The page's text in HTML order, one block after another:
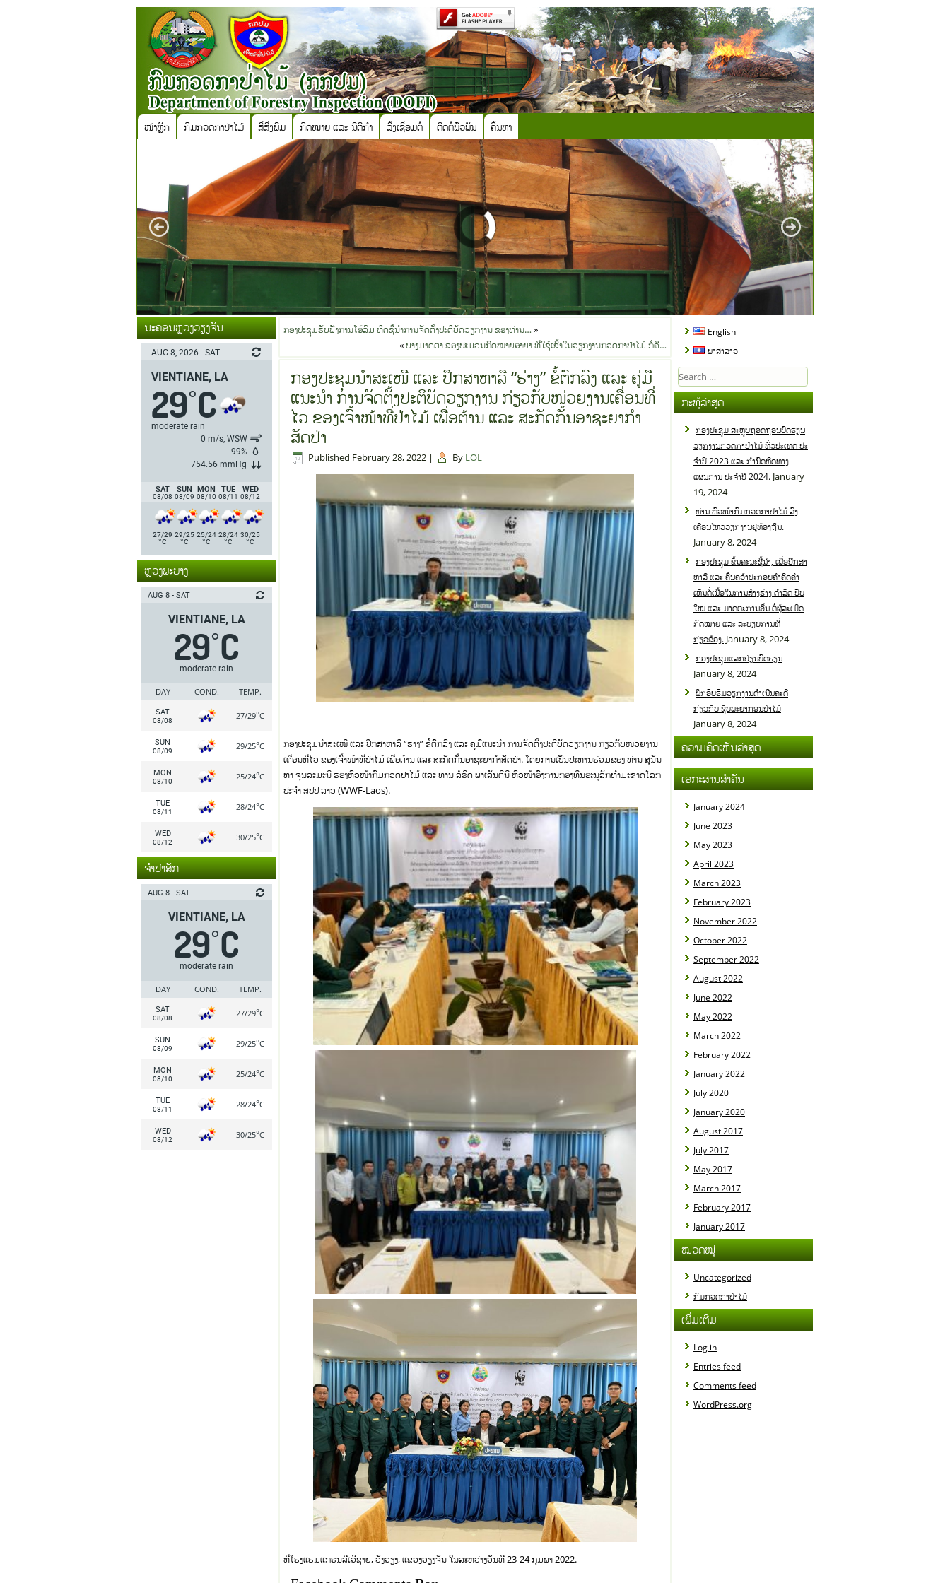
ໜ້າຫຼັກ ກົມກວດກາປ່າໄມ້ ສື່ສິ່ງພີມ ກົດໝາຍ ແລະ ນິຕິກຳ ລີ້ງເຊື່ອມຕໍ່ ຕິດຕໍ່ພົວພັນ ຄົ້ນຫາ
ນະຄອນຫຼວງວຽງຈັນ
AUG 8, 2026 - SAT
VIENTIANE, LA
29°C
moderate rain
0 m/s, WSW
99%
754.56 mmHg
SAT
08/08
SUN
08/09
MON
08/10
TUE
08/11
WED
08/12
27/29
°C
29/25
°C
25/24
°C
28/24
°C
30/25
°C
ຫຼວງພະບາງ
AUG 8 - SAT
VIENTIANE, LA
29°C
moderate rain
DAY COND.
TEMP.
SAT
08/08 27/29°C
SUN
08/09 29/25°C
MON
08/10 25/24°C
TUE
08/11 28/24°C
WED
08/12 30/25°C
ຈຳປາສັກ
AUG 8 - SAT
VIENTIANE, LA
29°C
moderate rain
DAY COND.
TEMP.
SAT
08/08 27/29°C
SUN
08/09 29/25°C
MON
08/10 25/24°C
TUE
08/11 28/24°C
WED
08/12 30/25°C
ກອງປະຊຸມຮັບຟັງການໂອ້ລົມ ທິດຊີ້ນຳການຈັດຕັ້ງປະຕິບັດວຽກງານ ຂອງ​ທ່ານ​… »
«ບາງມາດຕາ ຂອງປະມວນກົດໝາຍອາຍາ ທີ່ໃຊ້ເຂົ້າໃນວຽກງານກວດກາປ່າໄມ້ ກໍ່ຄື…
ກອງປະຊຸມນໍາສະເໜີ ແລະ ປຶກສາຫາລື “ຮ່າງ” ຂໍ້ຕົກລົງ ແລະ ຄູ່ມື
ແນະນໍາ ການຈັດຕັ້ງປະຕິບັດວຽກງານ ກ່ຽວກັບໜ່ວຍງານເຄື່ອນທີ່
ໄວ ຂອງເຈົ້າໜ້າທີ່ປ່າໄມ້ ເພື່ອຕ້ານ ແລະ ສະກັດກັ້ນອາຊະຍາກໍາ
ສັດປ່າ
Published February 28, 2022 | By LOL
ກອງປະຊຸມນໍາສະເໜີ ແລະ ປຶກສາຫາລື “ຮ່າງ” ຂໍ້ຕົກລົງ ແລະ ຄູ່ມືແນະນໍາ ການຈັດຕັ້ງປະຕິບັດວຽກງານ ກ່ຽວກັບໜ່ວຍງານ
ເຄື່ອນທີ່ໄວ ຂອງເຈົ້າໜ້າທີ່ປ່າໄມ້ ເພື່ອຕ້ານ ແລະ ສະກັດກັ້ນອາຊະຍາກໍາສັດປ່າ. ໂດຍການເປັນປະທານຮ່ວມຂອງ ທ່ານ ສຸນັນ
ທາ ຈຸນລະມະນີ ຮອງຫົວໜ້າກົມກວດປ່າໄມ້ ແລະ ທ່ານ ລໍຣິດ ພາເລັນຕີນີ ຫົວໜ້າອົງການກອງທຶນອະນຸລັກທໍາມະຊາດໂລກ
ປະຈໍາ ສປປ ລາວ (WWF-Laos).
ທີ່ໂຮງແຮມແກຣນລີເວີຊາຍ, ວັງວຽງ, ແຂວງວຽງຈັນ ໃນລະຫວ່າງວັນທີ 23-24 ກຸມພາ 2022.
English
ພາສາລາວ
Search
for:
ກະທູ້ລ່າສຸດ
ກອງປະຊຸມ ສະຫຼຸບຖອດຖອນບົດຮຽນ
ວຽກງານກວດກາປ່າໄມ້ ທົ່ວປະເທດ ປະ
ຈໍາປີ 2023 ແລະ ກໍານົດທິດທາງ
ແຜນການ ປະຈໍາປີ 2024. January
19, 2024
ທ່ານ ຫົວໜ້າກົມກວດກາປ່າໄມ້ ລົງ
ເຄື່ອນໄຫວວຽກງານຢູ່ທ້ອງຖິ່ນ.
January 8, 2024
ກອງປະຊຸມ ຂັ້ນຄະນະຊີ້ນໍາ, ເພື່ອປຶກສາ
ຫາລື ແລະ ຄົ້ນຄວ້າປະກອບຄໍາຄິດຄໍາ
ເຫັນຕໍ່ເນື້ອໃນການສ້າງຮ່າງ ດໍາລັດ ປັບ
ໃໝ ແລະ ມາດຕະການອື່ນ ຕໍ່ຜູ້ລະເມີດ
ກົດໝາຍ ແລະ ລະບຽບການທີ່
ກ່ຽວຂ້ອງ. January 8, 2024
ກອງປະຊຸມແລກປ່ຽນບົດຮຽນ
January 8, 2024
ຝຶກອົບຮົມວຽກງານດໍາເນີນຄະດີ
ກ່ຽວກັບ ຊັບພະຍາກອນປ່າໄມ້
January 8, 2024
ຄວາມຄິດເຫັນລ່າສຸດ
ເອກະສານສຳຄັນ
January 2024
June 2023
May 2023
April 2023
March 2023
February 2023
November 2022
October 2022
September 2022
August 2022
June 2022
May 2022
March 2022
February 2022
January 2022
July 2020
January 2020
August 2017
July 2017
May 2017
March 2017
February 2017
January 2017
ໝວດໝູ່
Uncategorized
ກົມກວດກາປ່າໄມ້
ເພີ່ມເຕີມ
Log in
Entries feed
Comments feed
WordPress.org